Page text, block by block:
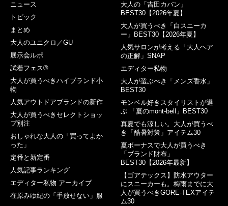
ニュース
トピック
まとめ
大人のユニクロ／GU
展示会ルポ
試着フェス®︎
大人が買うべきハイブランド小
物
人気アウトドアブランドの新作
大人が買うべきセレクトショッ
プ別注
おしゃれな大人の「買ってよか
った」
定番と新定番
人気記事ランキング
エディター私物 アーカイブ
在原みゆ紀の「手放せない」服
大人の「吉田カバン」
BEST30【2026年夏】
大人が買うべき「白スニーカ
ー」BEST30【2026年夏】
人気サロンが考える「大人ヘア
の正解」SNAP
エディター私物
大人が選ぶべき「メンズ香水」
BEST30
モンベル好きスタイリストが選
ぶ 「夏のmont-bell」BEST30
真夏でも涼しい。大人が買うべ
き「酷暑対策」アイテム30
夏ボーナスで大人が買うべき
「ブランド財布」
BEST30【2026年最新】
【ゴアテックス】防水アウター
にスニーカーも。梅雨までに大
人が買うべきGORE-TEXアイテ
ム30